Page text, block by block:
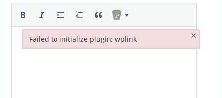
Failed to initialize plugin: wplink ×
Failed to initialize plugin: wplink